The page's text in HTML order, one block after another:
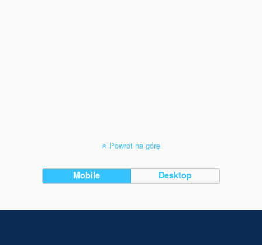
Powrót na górę
Mobile Desktop